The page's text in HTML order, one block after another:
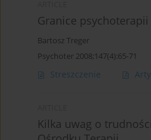
Granice
Bartosz Treger
Psychoter 2008;147(4):65-71
Streszczenie
Kilka uwag o